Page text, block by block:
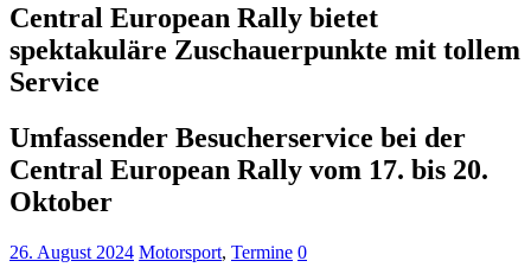
Central European Rally bietet
spektakuläre Zuschauerpunkte mit tollem
Service
Umfassender Besucherservice bei der
Central European Rally vom 17. bis 20.
Oktober
26. August 2024 Motorsport, Termine 0